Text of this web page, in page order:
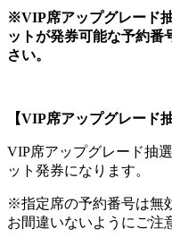
※VIP席アップグレード
ットが発券可能な予約番
さい。
【VIP席アップグレード
VIP席アップグレード抽
ット発券になります。
※指定席の予約番号は無
お間違いないようにご注